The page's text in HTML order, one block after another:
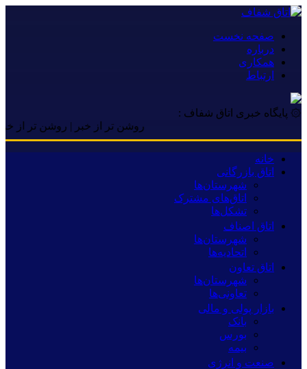
صفحه نخست
درباره
همکاری
ارتباط
۞ پایگاه خبری اتاق شفاف :
روشن تر از خبر | روشن تر از خبر |
خانه
اتاق بازرگانی
شهرستان‌ها
اتاق‌های مشترک
تشکل‌ها
اتاق اصناف
شهرستان‌ها
اتحادیه‌ها
اتاق تعاون
شهرستان‌ها
تعاونی‌ها
بازار پولی و مالی
بانک
بورس
بیمه
صنعت و انرژی